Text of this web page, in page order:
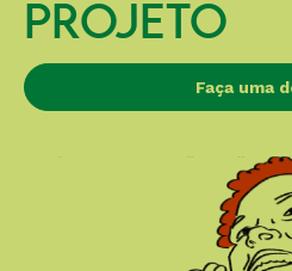
PROJETO
Faça uma